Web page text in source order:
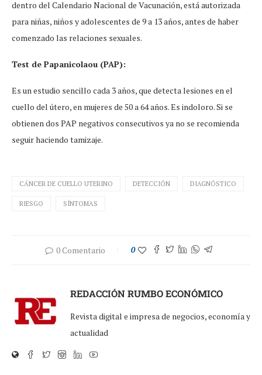
dentro del Calendario Nacional de Vacunación, está autorizada
para niñas, niños y adolescentes de 9 a 13 años, antes de haber
comenzado las relaciones sexuales.
Test de Papanicolaou (PAP):
Es un estudio sencillo cada 3 años, que detecta lesiones en el
cuello del útero, en mujeres de 50 a 64 años. Es indoloro. Si se
obtienen dos PAP negativos consecutivos ya no se recomienda
seguir haciendo tamizaje.
CÁNCER DE CUELLO UTERINO DETECCIÓN DIAGNÓSTICO
RIESGO SÍNTOMAS
0 Comentario 0
REDACCIÓN RUMBO ECONÓMICO
Revista digital e impresa de negocios, economía y
actualidad